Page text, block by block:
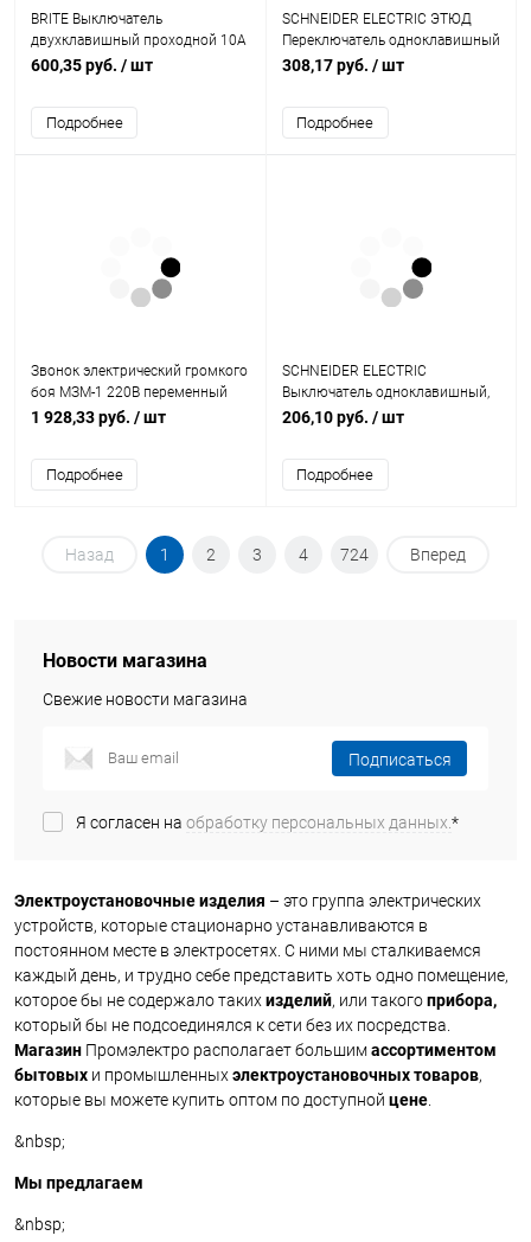
BRITE Выключатель
двухклавишный проходной 10А
ВС10-2-6-БрЖ жемчуг (BR-V22-0-
600,35 руб. / шт
Подробнее
SCHNEIDER ELECTRIC ЭТЮД
Переключатель одноклавишный
наружный белый сх.6 (BA10-
308,17 руб. / шт
Подробнее
Звонок электрический громкого
боя МЗМ-1 220В переменный
ток (МЗМ-1 ~220В)
1 928,33 руб. / шт
Подробнее
SCHNEIDER ELECTRIC
Выключатель одноклавишный,
в рамку, белый схема 1
206,10 руб. / шт
Подробнее
Назад 1 2 3 4 724 Вперед
Новости магазина
Свежие новости магазина
Подписаться
Я согласен на обработку персональных данных.*
Электроустановочные изделия – это группа электрических
устройств, которые стационарно устанавливаются в
постоянном месте в электросетях. С ними мы сталкиваемся
каждый день, и трудно себе представить хоть одно помещение,
которое бы не содержало такихизделий, или такогоприбора,
который бы не подсоединялся к сети без их посредства.
Магазин Промэлектро располагает большимассортиментом
бытовых и промышленныхэлектроустановочных товаров,
которые вы можете купить оптом по доступной цене
&nbsp;
Мы предлагаем
&nbsp;